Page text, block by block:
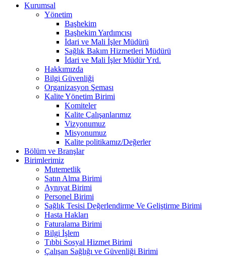
Kurumsal
Yönetim
Başhekim
Başhekim Yardımcısı
İdari ve Mali İşler Müdürü
Sağlık Bakım Hizmetleri Müdürü
İdari ve Mali İşler Müdür Yrd.
Hakkımızda
Bilgi Güvenliği
Organizasyon Şeması
Kalite Yönetim Birimi
Komiteler
Kalite Çalışanlarımız
Vizyonumuz
Misyonumuz
Kalite politikamız/Değerler
Bölüm ve Branşlar
Birimlerimiz
Mutemetlik
Satın Alma Birimi
Aynıyat Birimi
Personel Birimi
Sağlık Tesisi Değerlendirme Ve Geliştirme Birimi
Hasta Hakları
Faturalama Birimi
Bilgi İşlem
Tıbbi Sosyal Hizmet Birimi
Çalışan Sağlığı ve Güvenliği Birimi